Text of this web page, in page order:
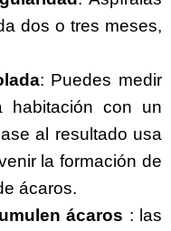
dos o tres meses,
: Puedes medir
con un
al resultado usa
la formación de
ácaros.
ácaros : las